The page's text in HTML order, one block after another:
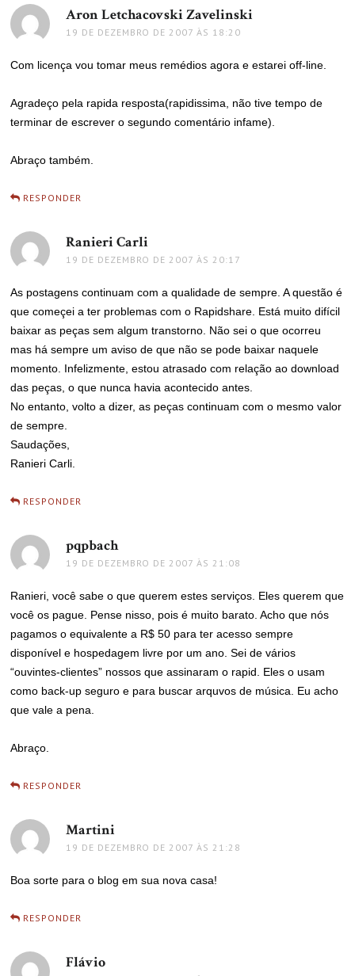
Aron Letchacovski Zavelinski
19 DE DEZEMBRO DE 2007 ÀS 18:20
Com licença vou tomar meus remédios agora e estarei off-line.
Agradeço pela rapida resposta(rapidissima, não tive tempo de
terminar de escrever o segundo comentário infame).
Abraço também.
RESPONDER
Ranieri Carli
19 DE DEZEMBRO DE 2007 ÀS 20:17
As postagens continuam com a qualidade de sempre. A questão é
que começei a ter problemas com o Rapidshare. Está muito difícil
baixar as peças sem algum transtorno. Não sei o que ocorreu
mas há sempre um aviso de que não se pode baixar naquele
momento. Infelizmente, estou atrasado com relação ao download
das peças, o que nunca havia acontecido antes.
No entanto, volto a dizer, as peças continuam com o mesmo valor
de sempre.
Saudações,
Ranieri Carli.
RESPONDER
pqpbachdisse:
19 DE DEZEMBRO DE 2007 ÀS 21:08
Ranieri, você sabe o que querem estes serviços. Eles querem que
você os pague. Pense nisso, pois é muito barato. Acho que nós
pagamos o equivalente a R$ 50 para ter acesso sempre
disponível e hospedagem livre por um ano. Sei de vários
“ouvintes-clientes” nossos que assinaram o rapid. Eles o usam
como back-up seguro e para buscar arquvos de música. Eu acho
que vale a pena.
Abraço.
RESPONDER
Martini
19 DE DEZEMBRO DE 2007 ÀS 21:28
Boa sorte para o blog em sua nova casa!
RESPONDER
Flávio